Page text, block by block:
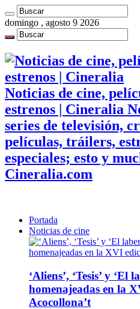
domingo , agosto 9 2026
Noticias de cine,
estrenos | Cineralia
series de televisión,
películas, tráilers,
especiales; esto y
Cineralia.com
Portada
Noticias de cine
‘Aliens’, ‘Tesis’ y
homenajeadas en la
Acocollona’t